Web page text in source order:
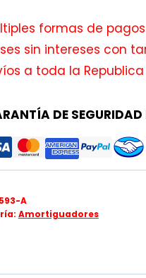
formas de
sin intereses con
a toda la
DE SEGURIDAD
A
Amortiguadores